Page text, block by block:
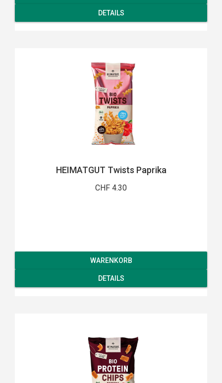
DETAILS
HEIMATGUT Twists Paprika
CHF 4.30
WARENKORB
DETAILS